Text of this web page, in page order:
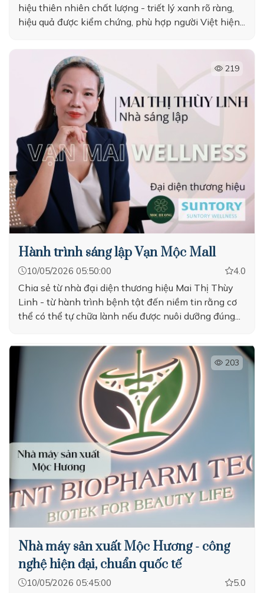
hiệu thiên nhiên chất lượng - triết lý xanh rõ ràng,
hiệu quả được kiểm chứng, phù hợp người Việt hiện...
219
Hành trình sáng lập Vạn Mộc Mall
10/05/2026 05:50:00 4.0
Chia sẻ từ nhà đại diện thương hiệu Mai Thị Thùy
Linh - từ hành trình bệnh tật đến niềm tin rằng cơ
thể có thể tự chữa lành nếu được nuôi dưỡng đúng...
203
Nhà máy sản xuất Mộc Hương - công
nghệ hiện đại, chuẩn quốc tế
10/05/2026 05:45:00 5.0